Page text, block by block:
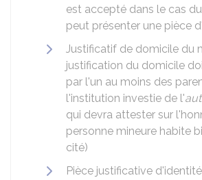
est accepté dans le cas
peut présenter une pièce
Justificatif de domicile du
justification du domicile
par l'un au moins des
l'institution investie de l'
qui devra attester sur
personne mineure habite
cité)
Pièce justificative